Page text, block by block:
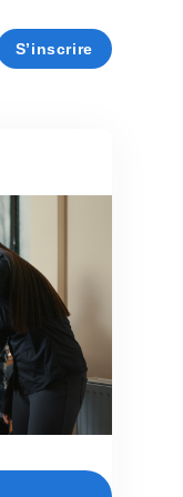
S’inscrire